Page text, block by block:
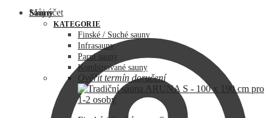
Můj účet
Sauny
KATEGORIE
Finské / Suché sauny
Infrasauny
Parní sauny
Kombinované sauny
Ověřit termín doručení